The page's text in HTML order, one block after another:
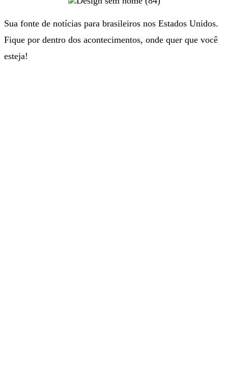
Sua fonte de notícias para brasileiros nos Estados Unidos.
Fique por dentro dos acontecimentos, onde quer que você
esteja!